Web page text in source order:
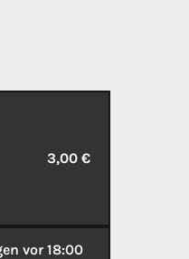
3,00 €
vor 18:00